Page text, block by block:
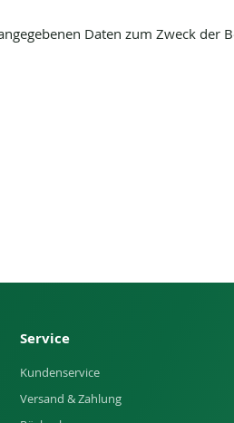
Daten zum Zweck der
Service
Kundenservice
Versand & Zahlung